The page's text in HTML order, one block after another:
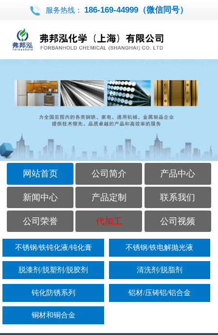
服务热线： 186-169-44999（微信同号）
网站首页 公司简介 产品中心
新闻中心 产品定制 联系我们
公司荣誉 代加工 公司视频
不锈钢/铁钝化液/钝化膏 不锈钢/铁电解抛光液
脱漆剂/脱塑剂/脱胶剂 清洗剂/脱脂剂
钝化防锈系列 铝材/压铸铝/铝合金
铜材和铜合金